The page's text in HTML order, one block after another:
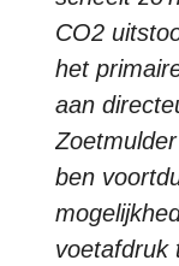
CO2
het
aan
ben
voetafdruk